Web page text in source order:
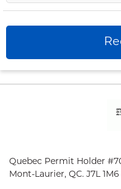
Quebec Permit Holder
Mont-Laurier, QC. J7L 1M6